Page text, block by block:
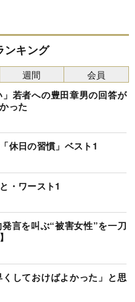
ンキング
」若者への豊田章男の回答が
った
休日の習慣」ベスト1
・ワースト1
言を叫ぶ“被害女性”を一刀
しておけばよかった」と思
週間 会員